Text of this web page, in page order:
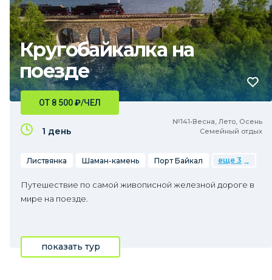
Кругобайкалка на
поезде
№141•Весна, Лето, Осень
Семейный отдых
ОТ 8 500₽/ЧЕЛ
1 день
Листвянка Шаман-камень Порт Байкал еще 3
Путешествие по самой живописной железной дороге в
мире на поезде.
показать тур